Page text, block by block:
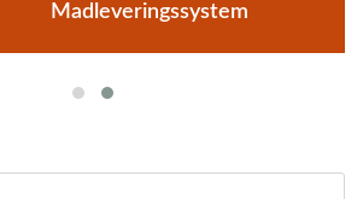
Madleveringssystem